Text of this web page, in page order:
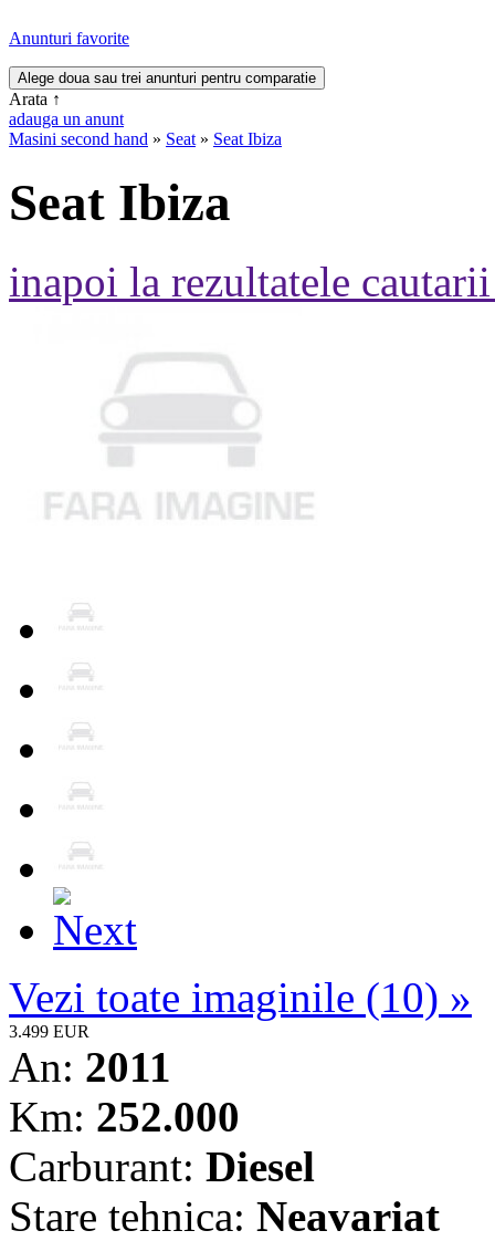
Anunturi favorite
Arata ↑
adauga un anunt
Masini second hand » Seat » Seat Ibiza
Seat Ibiza
inapoi la rezultatele
Vezi toate imaginile (10) »
3.499 EUR
An: 2011
Km: 252.000
Carburant: Diesel
Stare tehnica: Neavariat